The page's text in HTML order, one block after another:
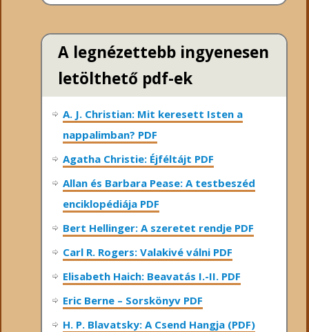
A legnézettebb ingyenesen
letölthető pdf-ek
A. J. Christian: Mit keresett Isten a
nappalimban? PDF
Agatha Christie: Éjféltájt PDF
Allan és Barbara Pease: A testbeszéd
enciklopédiája PDF
Bert Hellinger: A ​szeretet rendje PDF
Carl R. Rogers: Valakivé válni PDF
Elisabeth Haich: Beavatás I.-II. PDF
Eric Berne – Sorskönyv PDF
H. P. Blavatsky: A Csend Hangja (PDF)